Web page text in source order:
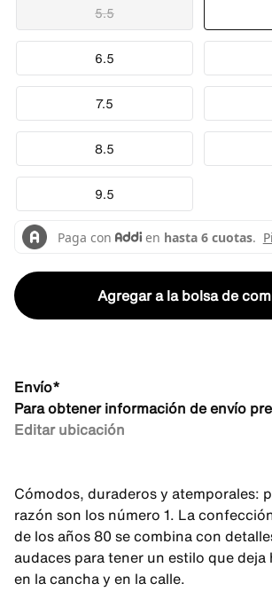
5.5
6.5
7.5
8.5
9.5
Agregar a la bolsa de
Envío*
Para obtener información de envío
Editar ubicación
Cómodos, duraderos y atemporales:
razón son los número 1. La
de los años 80 se combina con
audaces para tener un estilo que deja
en la cancha y en la calle.